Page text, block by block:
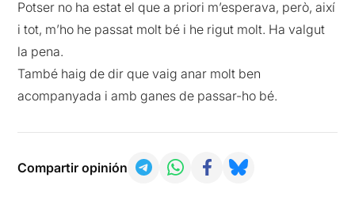
Potser no ha estat el que a priori m’esperava, però, així
i tot, m’ho he passat molt bé i he rigut molt. Ha valgut
la pena.
També haig de dir que vaig anar molt ben
acompanyada i amb ganes de passar-ho bé.
Compartir opinión